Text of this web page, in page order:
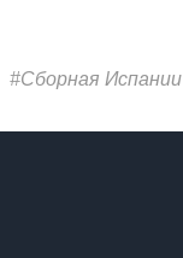
#Сборная Испании